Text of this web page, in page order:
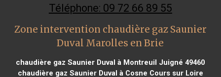
Téléphone: 09 72 66 89 55
Zone intervention chaudière gaz Saunier
Duval Marolles en Brie
chaudière gaz Saunier Duval à Montreuil Juigné 49460
chaudière gaz Saunier Duval à Cosne Cours sur Loire